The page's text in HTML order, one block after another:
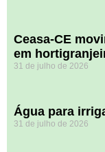
Ceasa-CE
em
31 de julho de 2026
Água para
31 de julho de 2026